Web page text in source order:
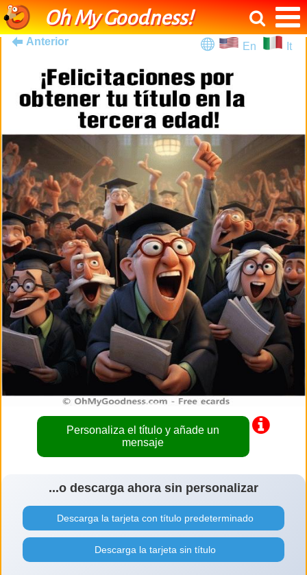
Oh My Goodness!
Anterior En It
Personaliza el título y añade un
mensaje
...o descarga ahora sin personalizar
Descarga la tarjeta con título predeterminado
Descarga la tarjeta sin título